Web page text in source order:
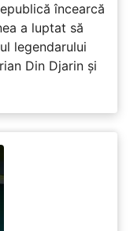
încearcă
a luptat să
legendarului
Din Djarin și